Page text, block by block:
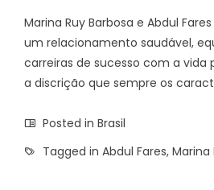
Marina Ruy Barbosa e Abdul
um relacionamento saudável,
carreiras de sucesso com a vida
a discrição que sempre os
Posted in Brasil
Tagged in Abdul Fares, Marina